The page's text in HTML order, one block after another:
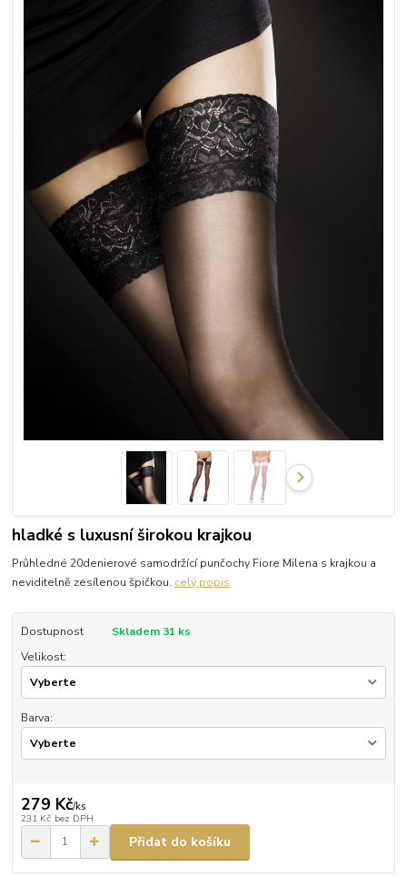
hladké s luxusní širokou krajkou
Průhledné 20denierové samodržící punčochy Fiore Milena s krajkou a
neviditelně zesílenou špičkou. celý popis
Dostupnost
Skladem 31 ks
Velikost:
Barva:
279 Kč/ks
231 Kč bez DPH
Přidat do košíku